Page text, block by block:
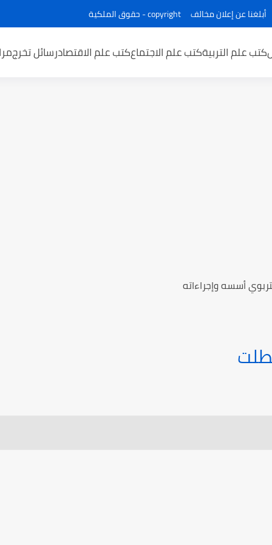
أبلغنا عن إعلان مخالف copyright - حقوق الملكية
كتب علم التربيةكتب علم الاجتماعكتب علم الاقتصادرسائل تخرج
أسسه وإجراءاته